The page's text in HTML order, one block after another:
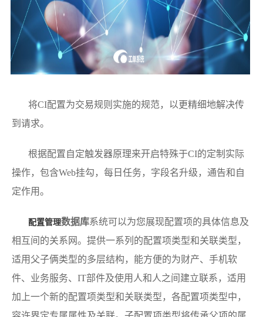
将CI配置为交易规则实施的规范，以更精细地解决传
到请求。
根据配置自定触发器原理来开启特殊于CI的定制实际
操作，包含Web挂勾，每日任务，字段名升级，通告和自
定作用。
配置管理数据库系统可以为您展现配置项的具体信息及
相互间的关系网。提供一系列的配置项类型和关联类型，
适用父子俩类型的多层结构，能方便的为财产、手机软
件、业务服务、IT部件及使用人和人之间建立联系，适用
加上一个新的配置项类型和关联类型，各配置项类型中，